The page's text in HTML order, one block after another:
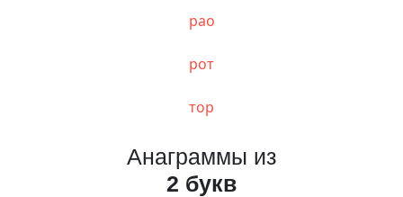
рао
рот
тор
Анаграммы из
2 букв